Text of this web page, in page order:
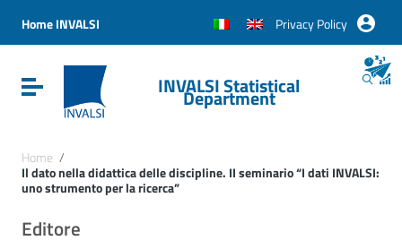
Vai al menu di navigazione
Vai al footer
Home INVALSI Privacy Policy
Attiva / disattiva la navigazioneINVALSI Statistical
Department
Home /
Il dato nella didattica delle discipline. II seminario “I dati INVALSI:
uno strumento per la ricerca”
Editore